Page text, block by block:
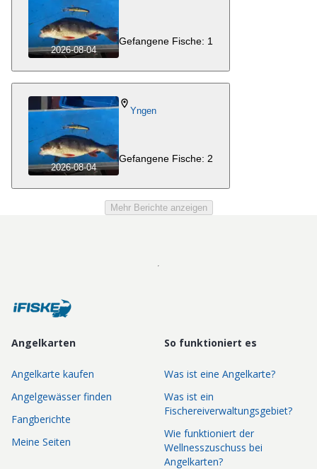
2026-08-04
Gefangene Fische: 1
2026-08-04
Yngen
Gefangene Fische: 2
Mehr Berichte anzeigen
Angelkarten
Angelkarte kaufen
Angelgewässer finden
Fangberichte
Meine Seiten
So funktioniert es
Was ist eine Angelkarte?
Was ist ein
Fischereiverwaltungsgebiet?
Wie funktioniert der
Wellnesszuschuss bei
Angelkarten?